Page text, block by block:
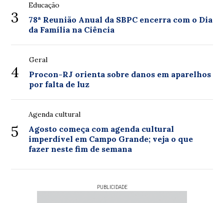
3
Educação
78ª Reunião Anual da SBPC encerra com o Dia
da Família na Ciência
4
Geral
Procon-RJ orienta sobre danos em aparelhos
por falta de luz
5
Agenda cultural
Agosto começa com agenda cultural
imperdível em Campo Grande; veja o que
fazer neste fim de semana
PUBLICIDADE